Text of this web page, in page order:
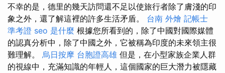
不幸的是，德里的幾天訪問還不足以使旅行者除了膚淺的印
象之外，還了解這裡的許多生活矛盾。 台南 外燴 記帳士
準考證 seo 是什麼 根據您所看到的，除了中國對國際媒體
的認真分析中，除了中國之外，它被稱為印度的未來領主很
難理解。 烏日按摩 台胞證高雄 但是，在小型家族企業人群
的視線中，充滿知識的年輕人，這個國家的巨大潛力被隱藏